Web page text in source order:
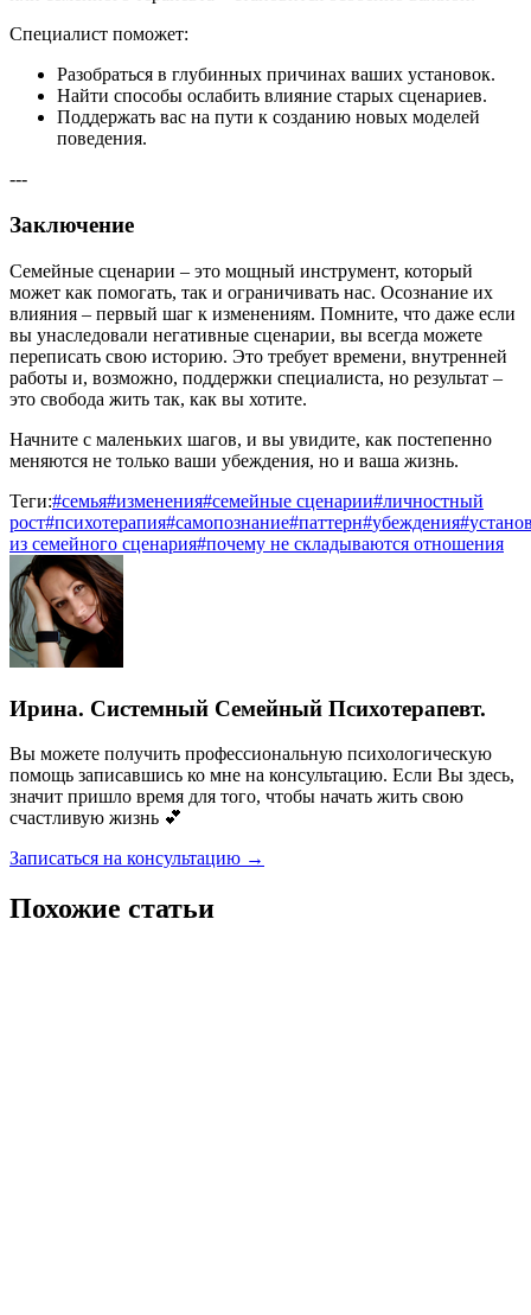
Специалист поможет:
Разобраться в глубинных причинах ваших установок.
Найти способы ослабить влияние старых сценариев.
Поддержать вас на пути к созданию новых моделей
поведения.
---
Заключение
Семейные сценарии – это мощный инструмент, который
может как помогать, так и ограничивать нас. Осознание их
влияния – первый шаг к изменениям. Помните, что даже если
вы унаследовали негативные сценарии, вы всегда можете
переписать свою историю. Это требует времени, внутренней
работы и, возможно, поддержки специалиста, но результат –
это свобода жить так, как вы хотите.
Начните с маленьких шагов, и вы увидите, как постепенно
меняются не только ваши убеждения, но и ваша жизнь.
Теги:#семья#изменения#семейные сценарии#личностный
рост#психотерапия#самопознание#паттерн#убеждения#
из семейного сценария#почему не складываются отношения
Ирина. Системный Семейный Психотерапевт.
Вы можете получить профессиональную психологическую
помощь записавшись ко мне на консультацию. Если Вы здесь,
значит пришло время для того, чтобы начать жить свою
счастливую жизнь 💕
Записаться на консультацию →
Похожие статьи